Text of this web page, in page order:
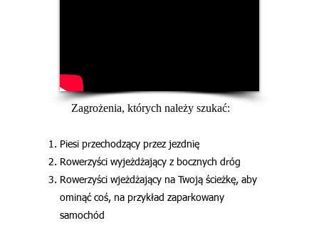
Zagrożenia, których należy szukać:
Piesi przechodzący przez jezdnię
Rowerzyści wyjeżdżający z bocznych dróg
Rowerzyści wjeżdżający na Twoją ścieżkę, aby
ominąć coś, na przykład zaparkowany
samochód